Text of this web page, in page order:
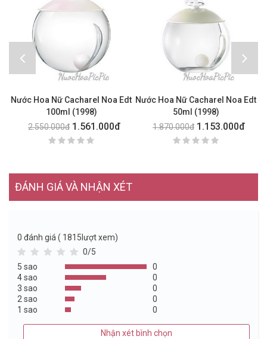
Nước Hoa Nữ Cacharel Noa Edt
100ml (1998)
2.550.000đ 1.561.000đ
Nước Hoa Nữ Cacharel Noa Edt
50ml (1998)
1.870.000đ 1.153.000đ
ĐÁNH GIÁ VÀ NHẬN XÉT
0 đánh giá ( 1815lượt xem)
0/5
5 sao
0
4 sao
0
3 sao
0
2 sao
0
1 sao
0
Nhận xét bình chọn